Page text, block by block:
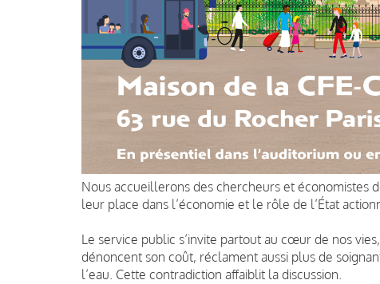
Nous accueillerons des chercheurs et économistes
leur place dans l’économie et le rôle de l’État
Le service public s’invite partout au cœur de nos
dénoncent son coût, réclament aussi plus de
l’eau. Cette contradiction affaiblit la discussion.